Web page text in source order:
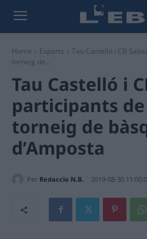
Home Esports
Tau Castelló i CB
torneig de...
Tau Castelló i
participants
torneig de
d’Amposta
Per Redaccio N.B. 2019-08-30